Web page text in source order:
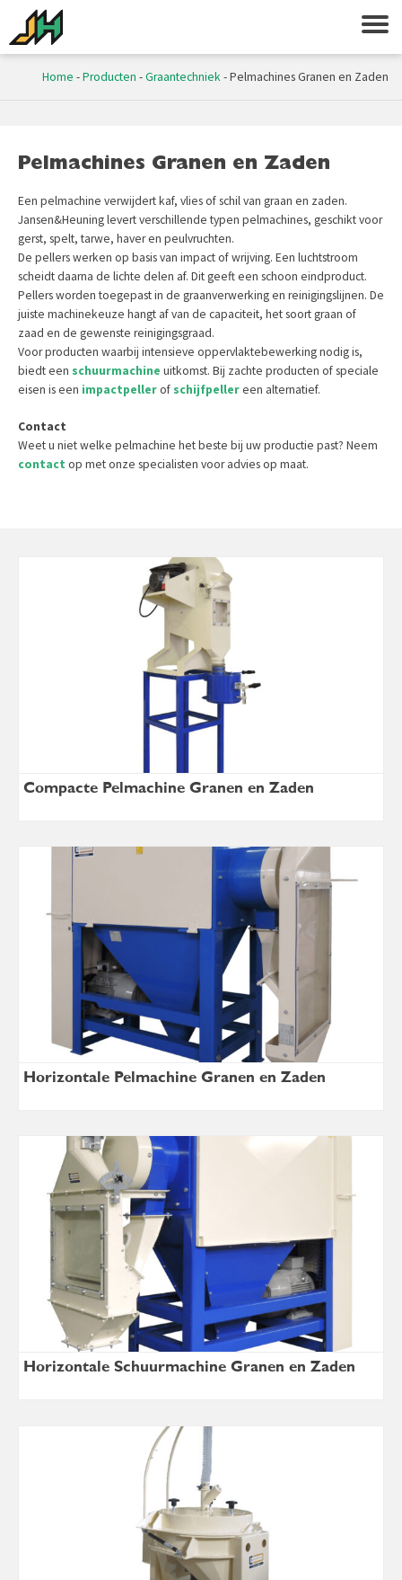
Home -Producten -Graantechniek-Pelmachines Granen en Zaden
Pelmachines Granen en Zaden
Een pelmachine verwijdert kaf, vlies of schil van graan en zaden.
Jansen&Heuning levert verschillende typen pelmachines, geschikt voor
gerst, spelt, tarwe, haver en peulvruchten.
De pellers werken op basis van impact of wrijving. Een luchtstroom
scheidt daarna de lichte delen af. Dit geeft een schoon eindproduct.
Pellers worden toegepast in de graanverwerking en reinigingslijnen. De
juiste machinekeuze hangt af van de capaciteit, het soort graan of
zaad en de gewenste reinigingsgraad.
Voor producten waarbij intensieve oppervlaktebewerking nodig is,
biedt een schuurmachine uitkomst. Bij zachte producten of speciale
eisen is een impactpellerof schijfpellereen alternatief.
Contact
Weet u niet welke pelmachine het beste bij uw productie past? Neem
contact op met onze specialisten voor advies op maat.
Compacte Pelmachine Granen en Zaden
Horizontale Pelmachine Granen en Zaden
Horizontale Schuurmachine Granen en Zaden